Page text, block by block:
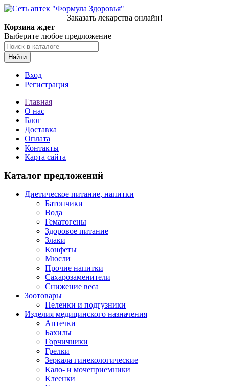
Заказать лекарства онлайн!
Корзина ждет
Выберите любое предложение
Найти
Вход
Регистрация
Главная
О нас
Блог
Доставка
Оплата
Контакты
Карта сайта
Каталог предложений
Диетическое питание, напитки
Батончики
Вода
Гематогены
Здоровое питание
Злаки
Конфеты
Мюсли
Прочие напитки
Сахарозаменители
Снижение веса
Зоотовары
Пеленки и подгузники
Изделия медицинского назначения
Аптечки
Бахилы
Горчичники
Грелки
Зеркала гинекологические
Кало- и мочеприемники
Клеенки